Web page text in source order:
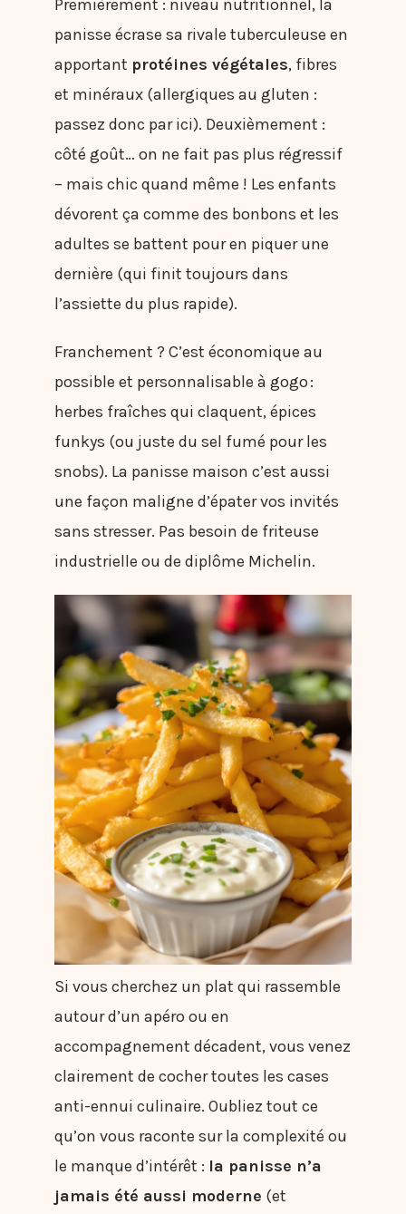
Premièrement : niveau nutritionnel, la
panisse écrase sa rivale tuberculeuse en
apportant protéines végétales, fibres
et minéraux (allergiques au gluten :
passez donc par ici). Deuxièmement :
côté goût… on ne fait pas plus régressif
– mais chic quand même ! Les enfants
dévorent ça comme des bonbons et les
adultes se battent pour en piquer une
dernière (qui finit toujours dans
l’assiette du plus rapide).
Franchement ? C’est économique au
possible et personnalisable à gogo :
herbes fraîches qui claquent, épices
funkys (ou juste du sel fumé pour les
snobs). La panisse maison c’est aussi
une façon maligne d’épater vos invités
sans stresser. Pas besoin de friteuse
industrielle ou de diplôme Michelin.
Si vous cherchez un plat qui rassemble
autour d’un apéro ou en
accompagnement décadent, vous venez
clairement de cocher toutes les cases
anti-ennui culinaire. Oubliez tout ce
qu’on vous raconte sur la complexité ou
le manque d’intérêt : la panisse n’a
jamais été aussi moderne (et